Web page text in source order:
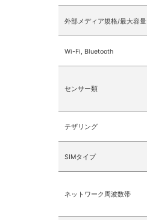
外部メディア規格/最大容量
Wi-Fi, Bluetooth
センサー類
テザリング
SIMタイプ
ネットワーク周波数帯